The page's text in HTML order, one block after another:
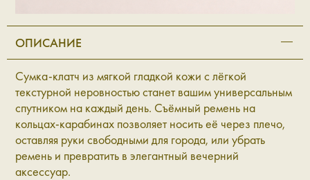
ОПИСАНИЕ
Сумка-клатч из мягкой гладкой кожи с лёгкой
текстурной неровностью станет вашим универсальным
спутником на каждый день. Съёмный ремень на
кольцах-карабинах позволяет носить её через плечо,
оставляя руки свободными для города, или убрать
ремень и превратить в элегантный вечерний
аксессуар.